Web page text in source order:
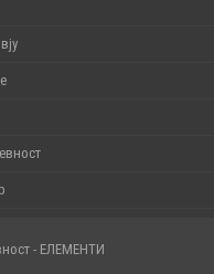
- ЕЛЕМЕНТИ